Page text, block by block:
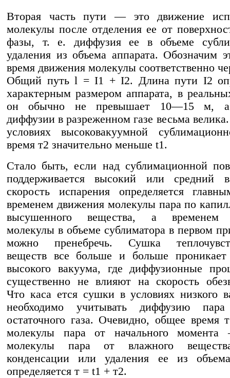
Вторая часть пути — это движение
молекулы после отделения ее от
фазы, т. е. диффузия ее в объеме
удаления из объема аппарата. Обозначим
время движения молекулы соответственно
Общий путь l = I1 + I2. Длина пути I2
характерным размером аппарата, в
он обычно не превышает 10—15 м, а
диффузии в разреженном газе весьма
условиях высоковакуумной
время т2 значительно меньше t1.
Стало быть, если над сублимационной
поддерживается высокий или средний
скорость испарения определяется
временем движения молекулы пара по
высушенного вещества, а временем
молекулы в объеме сублиматора в первом
можно пренебречь. Сушка
веществ все больше и больше проникает
высокого вакуума, где диффузионные
существенно не влияют на скорость
Что каса ется сушки в условиях низкого
необходимо учитывать диффузию
остаточного газа. Очевидно, общее время
молекулы пара от начального
молекулы пара от влажного
конденсации или удаления ее из
определяется т = t1 + т2.